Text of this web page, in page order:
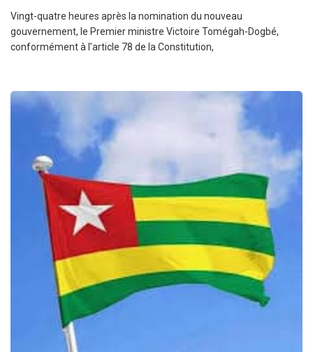
Vingt-quatre heures après la nomination du nouveau
gouvernement, le Premier ministre Victoire Tomégah-Dogbé,
conformément à l’article 78 de la Constitution,